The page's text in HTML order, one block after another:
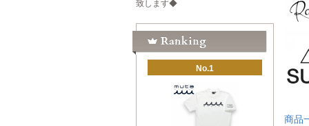
商品
致します◆
No.1